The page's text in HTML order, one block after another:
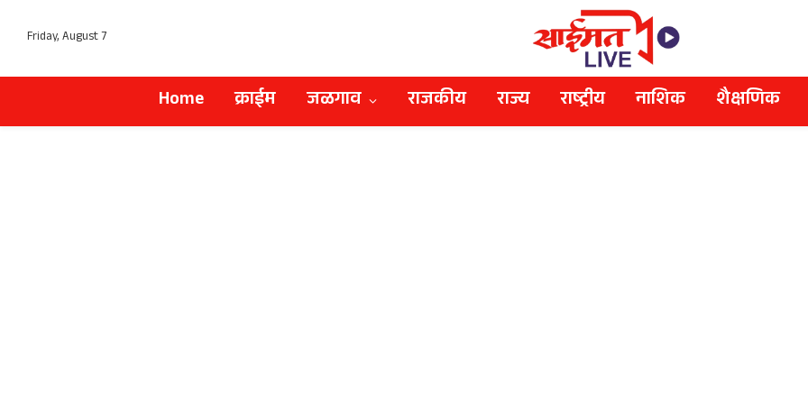
Friday, August 7
Home क्राईम जळगाव राजकीय राज्य राष्ट्रीय नाशिक शैक्षणिक